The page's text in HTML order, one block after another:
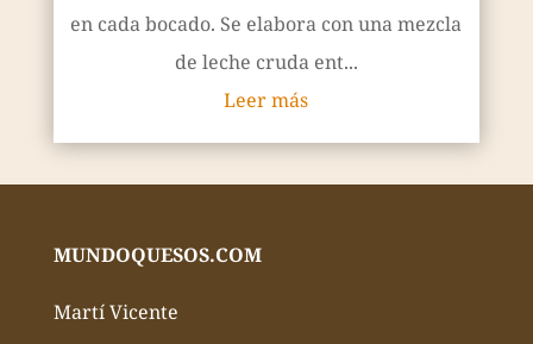
en cada bocado. Se elabora con una mezcla
de leche cruda ent...
Leer más
MUNDOQUESOS.COM
Martí Vicente